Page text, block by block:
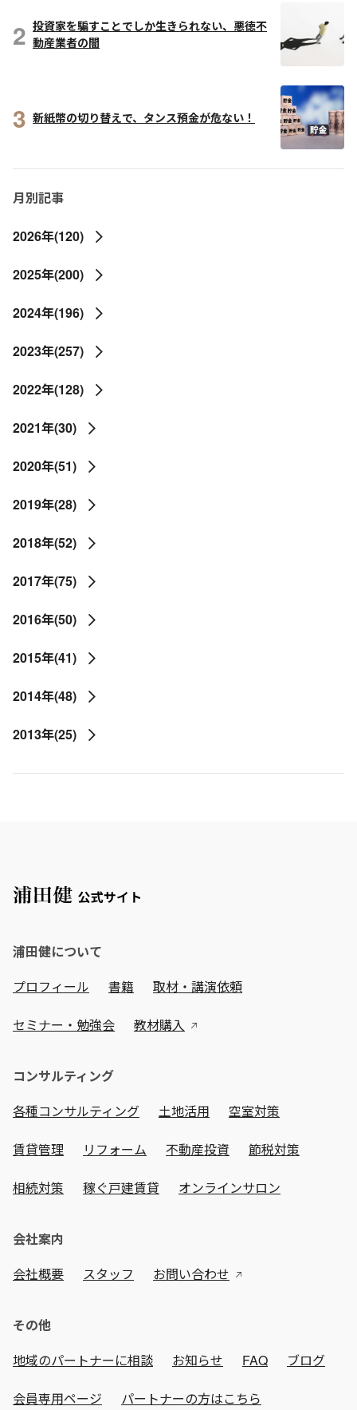
2 投資家を騙すことでしか生きられない、悪徳不
動産業者の闇
3 新紙幣の切り替えで、タンス預金が危ない！
月別記事
2026年(120)
2025年(200)
2024年(196)
2023年(257)
2022年(128)
2021年(30)
2020年(51)
2019年(28)
2018年(52)
2017年(75)
2016年(50)
2015年(41)
2014年(48)
2013年(25)
浦田健について
プロフィール
書籍 取材・講演依頼
セミナー・勉強会 教材購入
コンサルティング
各種コンサルティング
土地活用 空室対策
賃貸管理 リフォーム 不動産投資 節税対策
相続対策 稼ぐ戸建賃貸 オンラインサロン
会社案内
会社概要
スタッフ お問い合わせ
その他
地域のパートナーに相談
お知らせ FAQ ブログ
会員専用ページ パートナーの方はこちら